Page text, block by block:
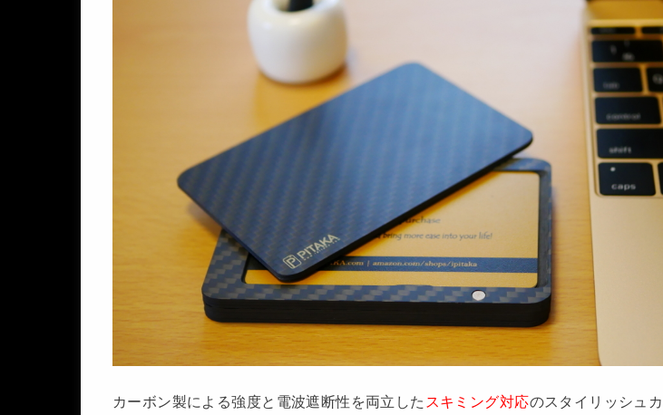
カーボン製による強度と電波遮断性を両立したスキミング対応のスタイリッシュ